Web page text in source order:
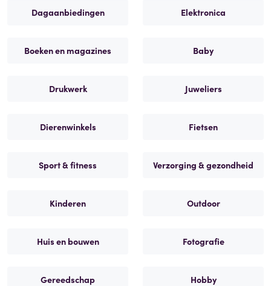
Dagaanbiedingen Elektronica
Boeken en magazines Baby
Drukwerk Juweliers
Dierenwinkels Fietsen
Sport & fitness Verzorging & gezondheid
Kinderen Outdoor
Huis en bouwen Fotografie
Gereedschap Hobby